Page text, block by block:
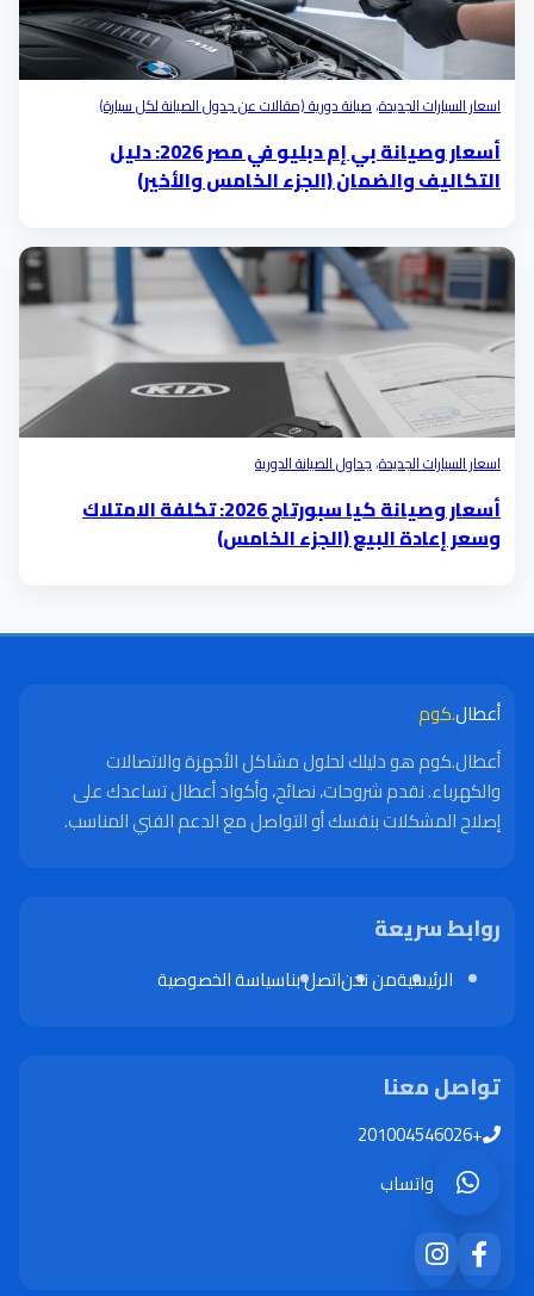
اسعار السيارات الجديدة،صيانة دورية (مقالات عن جدول الصيانة لكل سيارة)
أسعار وصيانة بي إم دبليو في مصر 2026: دليل
التكاليف والضمان (الجزء الخامس والأخير)
اسعار السيارات الجديدة،جداول الصيانة الدورية
أسعار وصيانة كيا سبورتاج 2026: تكلفة الامتلاك
وسعر إعادة البيع (الجزء الخامس)
أعطال.كوم
أعطال.كوم هو دليلك لحلول مشاكل الأجهزة والاتصالات
والكهرباء. نقدم شروحات، نصائح، وأكواد أعطال تساعدك على
إصلاح المشكلات بنفسك أو التواصل مع الدعم الفني المناسب.
روابط سريعة
الرئيسيةمن نحناتصل بناسياسة الخصوصية
تواصل معنا
+201004546026
واتساب